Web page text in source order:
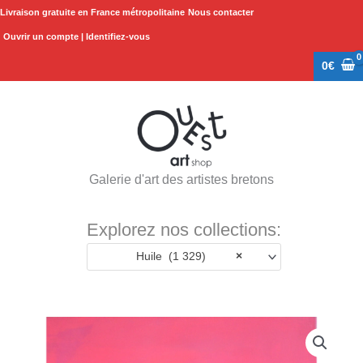
Aller
Livraison gratuite en France métropolitaine Nous contacter
Ouvrir un compte | Identifiez-vous
0€
Galerie d'art des artistes bretons
Explorez nos collections:
×
Huile (1 329)